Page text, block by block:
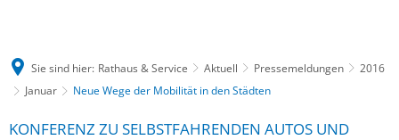
Sie sind hier: Rathaus & Service Aktuell Pressemeldungen
2016
Januar
Neue Wege der Mobilität in den Städten
KONFERENZ ZU SELBSTFAHRENDEN AUTOS UND